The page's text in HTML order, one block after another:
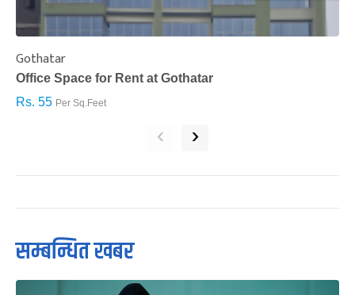
Gothatar
Office Space for Rent at Gothatar
Rs. 55 Per Sq.Feet
‹ ›
सम्बन्धित खबर